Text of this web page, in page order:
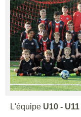
L'équipe U10 - U11